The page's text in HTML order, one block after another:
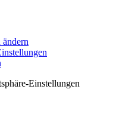
Einstellungen